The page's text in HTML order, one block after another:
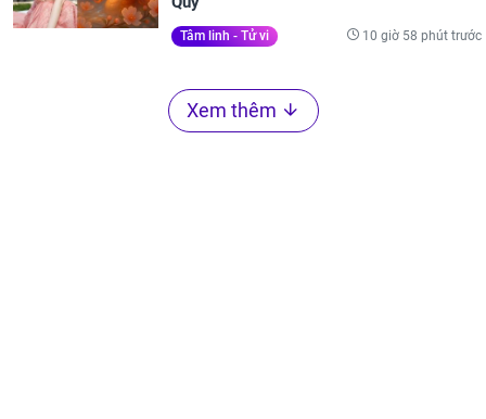
Tâm linh - Tử vi 10 giờ 58 phút trước
Xem thêm